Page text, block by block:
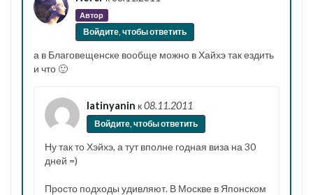
Автор
Войдите, чтобы ответить
а в Благовещенске вообще можно в Хайхэ так ездить
и что 🙂
latinyanin к08.11.2011
Войдите, чтобы ответить
Ну так то Хэйхэ, а тут вполне годная виза на 30
дней =)
Просто подходы удивляют. В Москве в Японском